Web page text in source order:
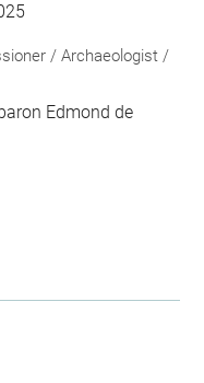
/ Archaeologist /
Edmond de